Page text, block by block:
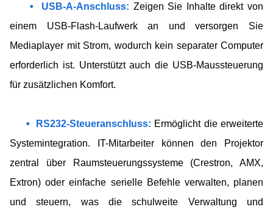
• USB-A-Anschluss:​ Zeigen Sie Inhalte direkt von
einem USB-Flash-Laufwerk an und versorgen Sie
Mediaplayer mit Strom, wodurch kein separater Computer
erforderlich ist. Unterstützt auch die USB-Maussteuerung
für zusätzlichen Komfort.
• RS232-Steueranschluss: Ermöglicht die erweiterte
Systemintegration. IT-Mitarbeiter können den Projektor
zentral über Raumsteuerungssysteme (Crestron, AMX,
Extron) oder einfache serielle Befehle verwalten, planen
und steuern, was die schulweite Verwaltung und